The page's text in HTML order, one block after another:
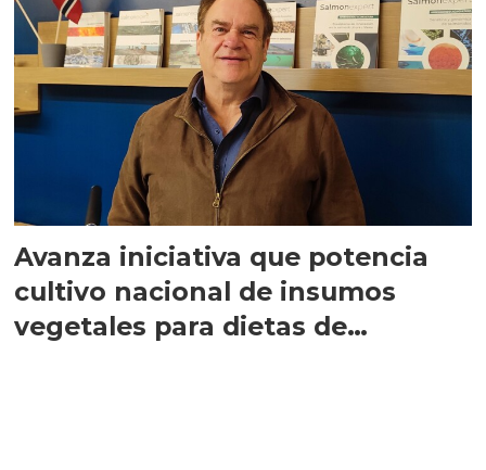
Avanza iniciativa que potencia
cultivo nacional de insumos
vegetales para dietas de